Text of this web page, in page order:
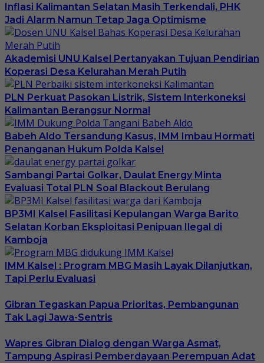
Inflasi Kalimantan Selatan Masih Terkendali, PHK
Jadi Alarm Namun Tetap Jaga Optimisme
Akademisi UNU Kalsel Pertanyakan Tujuan Pendirian
Koperasi Desa Kelurahan Merah Putih
PLN Perkuat Pasokan Listrik, Sistem Interkoneksi
Kalimantan Berangsur Normal
Babeh Aldo Tersandung Kasus, IMM Imbau Hormati
Penanganan Hukum Polda Kalsel
Sambangi Partai Golkar, Daulat Energy Minta
Evaluasi Total PLN Soal Blackout Berulang
BP3MI Kalsel Fasilitasi Kepulangan Warga Barito
Selatan Korban Eksploitasi Penipuan Ilegal di
Kamboja
IMM Kalsel : Program MBG Masih Layak Dilanjutkan,
Tapi Perlu Evaluasi
Gibran Tegaskan Papua Prioritas, Pembangunan
Tak Lagi Jawa-Sentris
Wapres Gibran Dialog dengan Warga Asmat,
Tampung Aspirasi Pemberdayaan Perempuan Adat